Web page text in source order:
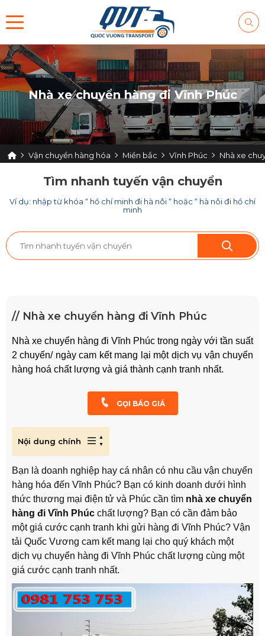
Nhà xe chuyển hàng đi Vĩnh Phúc
Vận chuyển hàng hóa Miền bắc Vĩnh Phúc Nhà xe
Tìm nhanh tuyến vận chuyển
Ví dụ: nhập từ khóa “ hồ chí minh đi hà nôi “ hoặc “ hà nôi đi hồ chí
minh
// Nhà xe chuyển hàng đi Vĩnh Phúc
Nhà xe chuyển hàng đi Vĩnh Phúc trong ngày với tần suất
2 chuyến/ ngày cam kết mang lại một dịch vụ vận chuyển
hàng hoá chất lượng và giá thành cạnh tranh nhất.
GỌI BÁO GIÁ
Nội dung chính
Bạn là doanh nghiệp hay cá nhân có nhu cầu vận chuyển
hàng hóa đến Vĩnh Phúc? Bạn có kinh doanh dưới hình
thức thương mại điện tử và Phúc cần tìm nhà xe chuyển
hàng đi Vĩnh Phúc chất lượng? Bạn có cần đảm bảo
một giá cước cạnh tranh khi gửi hàng đi Vĩnh Phúc? Vận
tải Quốc Vương cam kết mang lại cho quý khách một
dịch vụ chuyển hàng đi Vĩnh Phúc chất lượng cùng một
giá cước cạnh tranh nhất.